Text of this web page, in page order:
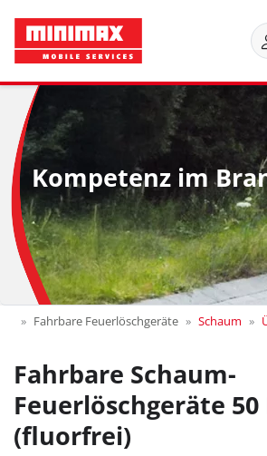
Kompetenz im
Fahrbare Feuerlöschgeräte Schaum
Fahrbare Schaum-
Feuerlöschgeräte
(fluorfrei)